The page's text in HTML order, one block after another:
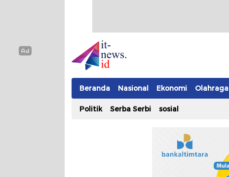
IT-NEWS
Update Cepat, Cerdas, dan Terpercaya
Beranda Nasional Ekonomi Olahraga
Politik Serba Serbi sosial